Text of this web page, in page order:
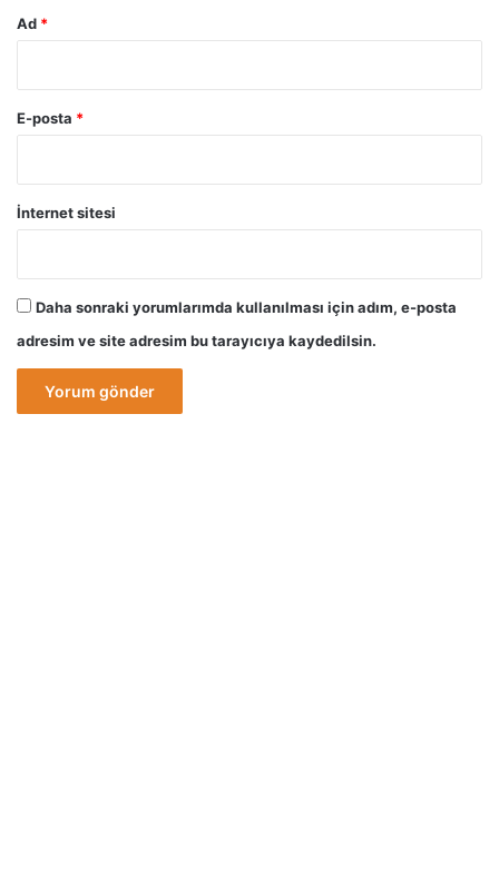
Ad *
E-posta *
İnternet sitesi
Daha sonraki yorumlarımda kullanılması için adım, e-posta
adresim ve site adresim bu tarayıcıya kaydedilsin.